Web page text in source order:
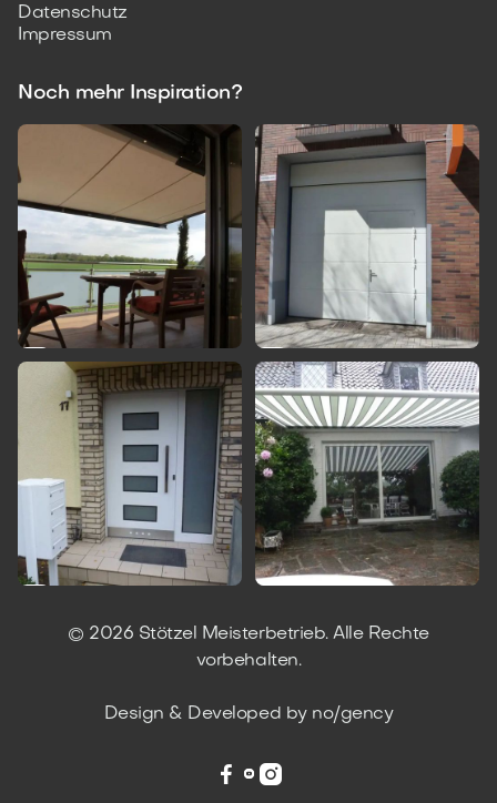
Datenschutz
Impressum
Noch mehr Inspiration?
 
© 2026 Stötzel Meisterbetrieb. Alle Rechte
vorbehalten.
Design & Developed by no/gency
 